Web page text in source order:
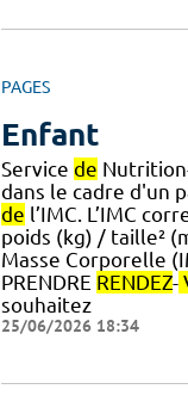
PAGES
Enfant
Service de
dans le cadre d'un
de l’IMC. L’IMC
poids (kg) / taille²
Masse Corporelle
PRENDRE RENDEZ-
souhaitez
25/06/2026 18:34